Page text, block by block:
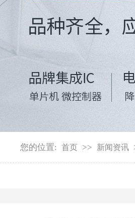
您的位置: 首页 >> 新闻资讯